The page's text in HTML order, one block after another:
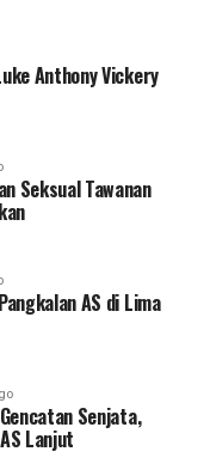
Anthony Vickery
Seksual Tawanan
AS di Lima
Senjata,
Lanjut